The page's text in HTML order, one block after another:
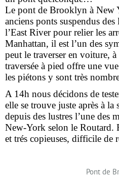
Le pont de Brooklyn à New
anciens ponts suspendus
l’East River pour relier les
Manhattan, il est l’un des
peut le traverser en voiture,
traversée à pied offre une
les piétons y sont très
A 14h nous décidons de
elle se trouve juste après à la
depuis des lustres l’une des
New-York selon le Routard.
et trés copieuses, difficile
Pont de